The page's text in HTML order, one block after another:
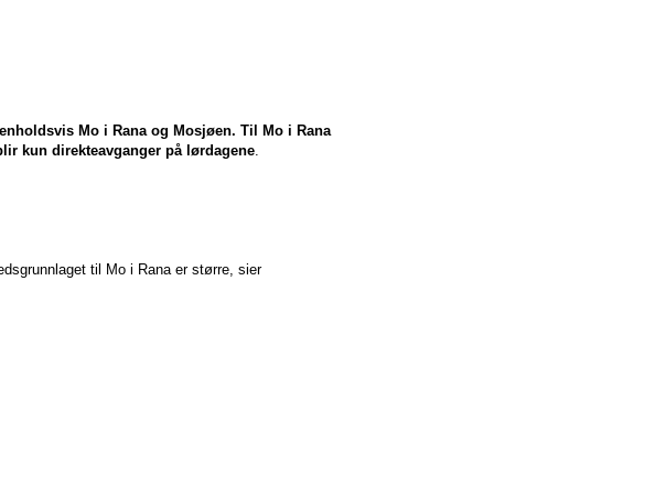
Mo i Rana og Mosjøen. Til Mo i Rana
kun direkteavganger på lørdagene
til Mo i Rana er større, sier